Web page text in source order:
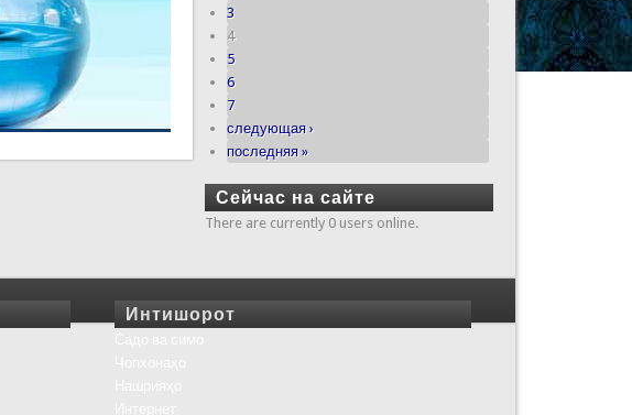
3
4
5
6
7
следующая ›
последняя »
Сейчас на сайте
There are currently 0 users online.
Интишорот